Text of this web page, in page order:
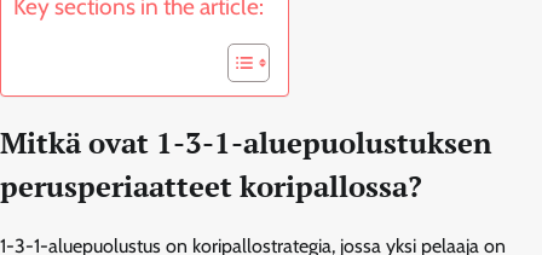
Key sections in the article:
Mitkä ovat 1-3-1-aluepuolustuksen
perusperiaatteet koripallossa?
1-3-1-aluepuolustus on koripallostrategia, jossa yksi pelaaja on